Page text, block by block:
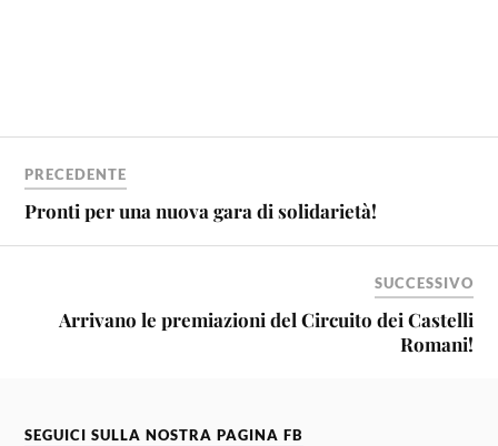
PRECEDENTE
Pronti per una nuova gara di solidarietà!
SUCCESSIVO
Arrivano le premiazioni del Circuito dei Castelli
Romani!
SEGUICI SULLA NOSTRA PAGINA FB